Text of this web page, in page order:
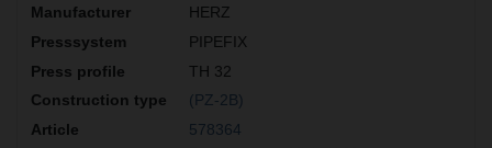
HERZ
PIPEFIX
TH 32
(PZ-2B)
578364